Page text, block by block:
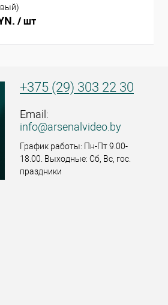
/ шт
+375 (29) 303 22 30
Email:
info@arsenalvideo.by
График работы: Пн-Пт 9.00-
18.00. Выходные: Сб, Вс, гос.
праздники